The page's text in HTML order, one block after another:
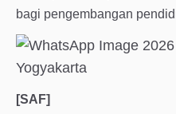
bagi pengembangan
[SAF]